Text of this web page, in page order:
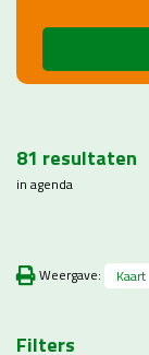
81 resultaten
in agenda
Weergave: Kaart
Filters